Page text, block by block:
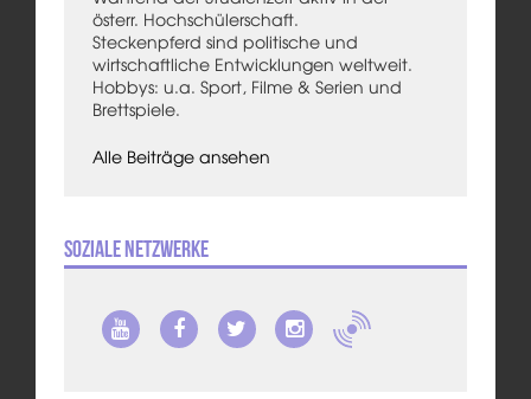
österr. Hochschülerschaft.
Steckenpferd sind politische und
wirtschaftliche Entwicklungen weltweit.
Hobbys: u.a. Sport, Filme & Serien und
Brettspiele.
Alle Beiträge ansehen
Soziale Netzwerke